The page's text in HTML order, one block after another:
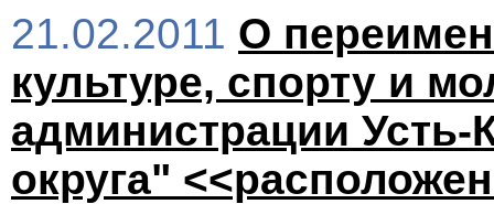
21.02.2011 О
культуре, спорту и
администрации Усть-
округа"